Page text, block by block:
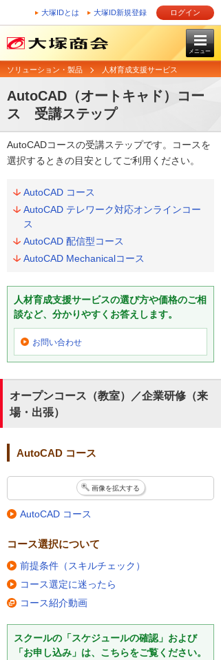
大塚IDとは 大塚ID新規登録 ログイン
メニュー
ソリューション・製品 人材育成支援サービス
AutoCAD（オートキャド）コー
ス 受講ステップ
AutoCADコースの受講ステップです。コースを
選択するときの目安としてご利用ください。
AutoCAD コース
AutoCAD テレワーク対応オンラインコー
ス
AutoCAD 配信型コース
AutoCAD Mechanicalコース
人材育成支援サービスの選び方や価格のご相
談など、分かりやすくお答えします。
お問い合わせ
オープンコース（教室）／企業研修（来
場・出張）
AutoCAD コース
画像を拡大する
AutoCAD コース
コース選択について
前提条件（スキルチェック）
コース選定に迷ったら
コース紹介動画
スクールの「スケジュールの確認」および
「お申し込み」は、こちらをご覧ください。